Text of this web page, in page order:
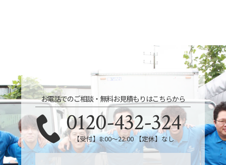
お電話でのご相談・無料お見積もりはこちらから
0120-432-324
【受付】8:00〜22:00 【定休】なし